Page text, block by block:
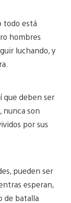
todo está
hombres
luchando, y
que deben ser
nunca son
por sus
pueden ser
esperan,
de batalla